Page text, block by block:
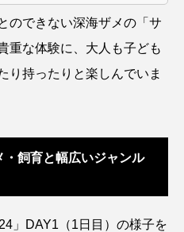
ラゲ ハリヨ
ウカジキ
リダイ ヒゲダイ
フィールド
フグ フナ
のできない深海ザメの「サ
重な体験に、大人も子ども
り持ったりと楽しんでいま
・飼育と幅広いジャンル
」DAY1（1日目）の様子を